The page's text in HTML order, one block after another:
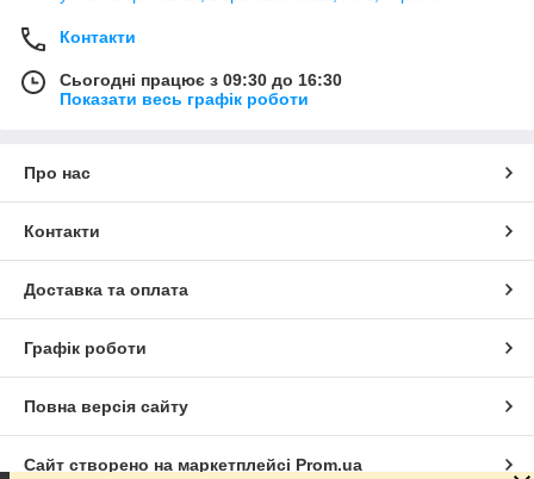
Контакти
Сьогодні працює з 09:30 до 16:30
Показати весь графік роботи
Про нас
Контакти
Доставка та оплата
Графік роботи
Повна версія сайту
Сайт створено на маркетплейсі Prom.ua